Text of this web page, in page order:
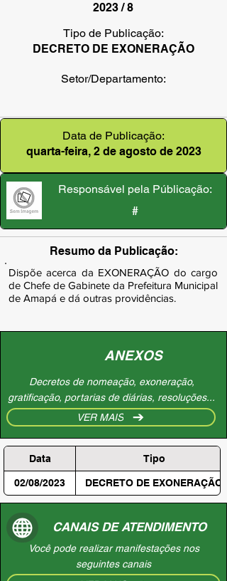
2023 / 8
Tipo de Publicação:
DECRETO DE EXONERAÇÃO
Setor/Departamento:
Data de Publicação:
quarta-feira, 2 de agosto de 2023
Responsável pela Públicação:
#
Resumo da Publicação:
Dispõe acerca da EXONERAÇÃO do cargo
de Chefe de Gabinete da Prefeitura Municipal
de Amapá e dá outras providências.
ANEXOS
Decretos de nomeação, exoneração,
gratificação, portarias de diárias, resoluções...
VER MAIS
Data Tipo
02/08/2023 DECRETO DE EXONERAÇÃO
CANAIS DE ATENDIMENTO
Você pode realizar manifestações nos
seguintes canais